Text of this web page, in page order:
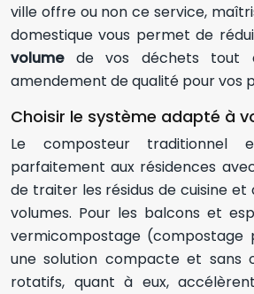
ville offre ou non ce service,
domestique vous permet de
volumede vos déchets tout
amendement de qualité pour vos
Choisir le système adapté à
Le composteur traditionnel
parfaitement aux résidences
de traiter les résidus de cuisine et
volumes. Pour les balcons et
vermicompostage
une solution compacte et sans
rotatifs, quant à eux,